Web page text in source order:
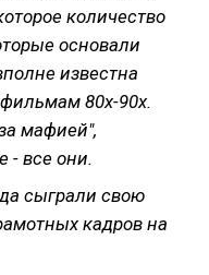
количество
основали
известна
80x-90х.
мафией",
- все они.
сыграли свою
кадров на